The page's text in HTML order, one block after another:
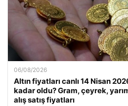
06/08/2026
Altın fiyatları canlı 14 Nisan
kadar oldu? Gram, çeyrek,
alış satış fiyatları